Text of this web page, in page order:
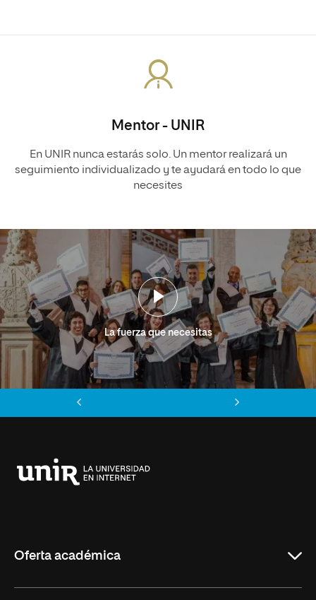
Mentor - UNIR
En UNIR nunca estarás solo. Un mentor realizará un
seguimiento individualizado y te ayudará en todo lo que
necesites
La fuerza que necesitas
Oferta académica